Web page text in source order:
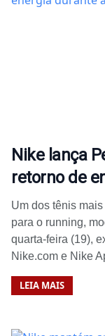
Nike lança
retorno de
Um dos tênis
para o running,
quarta-feira (19),
Nike.com e Nike
LEIA MAIS